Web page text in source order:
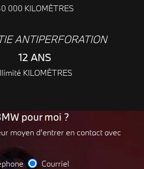
000 KILOMÈTRES
ANTIPERFORATION
12 ANS
KILOMÈTRES
pour moi ?
moyen d'entrer en contact avec
Courriel